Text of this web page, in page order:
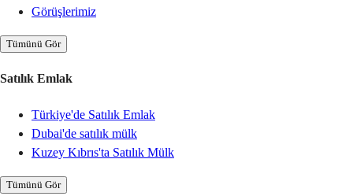
Görüşlerimiz
Tümünü Gör
Satılık Emlak
Türkiye'de Satılık Emlak
Dubai'de satılık mülk
Kuzey Kıbrıs'ta Satılık Mülk
Tümünü Gör